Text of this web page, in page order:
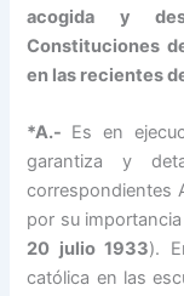
acogida y
Constituciones
en las recientes
*A.- Es en
garantiza y
correspondientes
por su
20 julio 1933).
católica en las